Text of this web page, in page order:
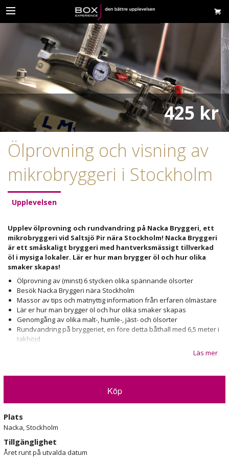
425 kr
Ölprovning och visning av
mikrobryggeri i Stockholm
Upplevelsen
Upplev ölprovning och rundvandring på Nacka Bryggeri, ett
mikrobryggeri vid Saltsjö Pir nära Stockholm! Nacka Bryggeri
är ett småskaligt bryggeri med hantverksmässigt tillverkad
öl i mysiga lokaler. Lär er hur man brygger öl och hur olika
smaker skapas!
Ölprovning av (minst) 6 stycken olika spännande ölsorter
Besök Nacka Bryggeri nära Stockholm
Massor av tips och matnyttig information från erfaren ölmästare
Lär er hur man brygger öl och hur olika smaker skapas
Genomgång av olika malt-, humle-, jäst- och ölsorter
Rundvandring på bryggeriet, en före detta båthall med 6,5 meter i
takhöjd
charmig och enkel att nå med såväl bil, båt eller Saltsjöbanans tåg.
Ölprovningen i bryggeriet inleds med en kort introduktion om hur
Nacka Bryggeri startades, hur verksamheten ser ut idag och vilka
som är bryggeriets största kunder. Tillsammans med ölmästaren går
sorter som ni tycker verkar extra intressanta att prova.
Läs mer
Köp
Plats
Nacka, Stockholm
Tillgänglighet
Året runt på utvalda datum